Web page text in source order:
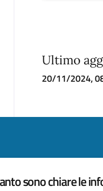
Ultimo
20/11/2024,
sono chiare le